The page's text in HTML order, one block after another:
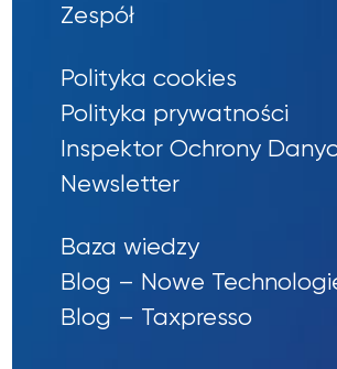
Zespół
Polityka cookies
Polityka prywatności
Inspektor Ochrony
Newsletter
Baza wiedzy
Blog – Nowe
Blog – Taxpresso